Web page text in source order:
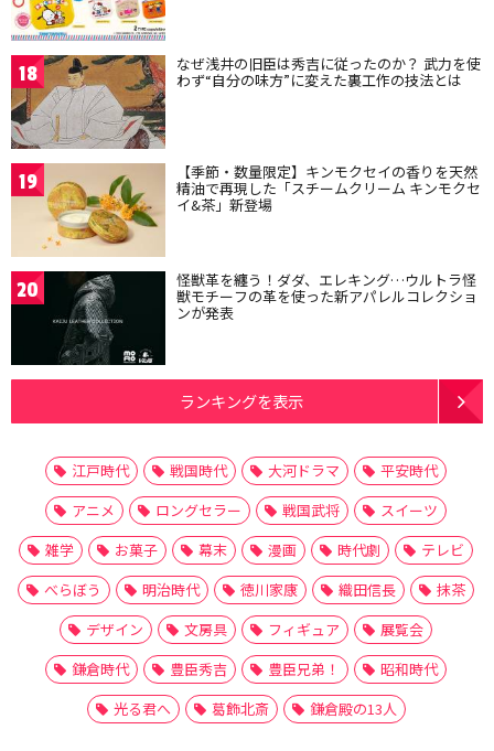
18 なぜ浅井の旧臣は秀吉に従ったのか？ 武力を使
わず“自分の味方”に変えた裏工作の技法とは
19 【季節・数量限定】キンモクセイの香りを天然
精油で再現した「スチームクリーム キンモクセ
イ&茶」新登場
20 怪獣革を纏う！ダダ、エレキング…ウルトラ怪
獣モチーフの革を使った新アパレルコレクショ
ンが発表
ランキングを表示
江戸時代 戦国時代 大河ドラマ
平安時代
アニメ
ロングセラー 戦国武将
スイーツ
雑学
お菓子 幕末 漫画 時代劇
テレビ
べらぼう
明治時代 徳川家康 織田信長
抹茶
デザイン
文房具 フィギュア
展覧会
鎌倉時代
豊臣秀吉 豊臣兄弟！
昭和時代
光る君へ
葛飾北斎 鎌倉殿の13人